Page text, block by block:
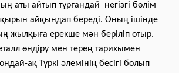
аты айтып тұрғандай негізгі бөлім
айқындап береді. Оның ішінде
жылқыға ерекше мән беріліп отыр.
өндіру мен терең тарихымен
ақ Түркі әлемінің бесігі болып